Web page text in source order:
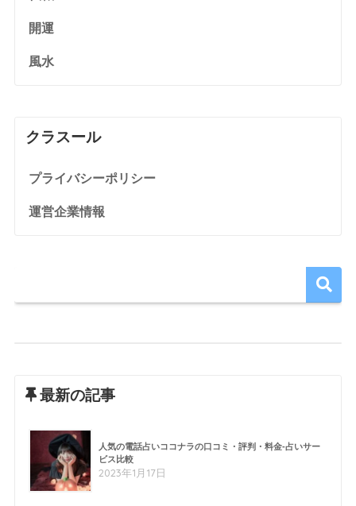
開運
風水
クラスール
プライバシーポリシー
運営企業情報
最新の記事
人気の電話占いココナラの口コミ・評判・料金-占いサー
ビス比較
2023年1月17日